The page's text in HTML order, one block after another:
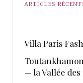
ARTICLES
​Villa Paris
— la Vallée des